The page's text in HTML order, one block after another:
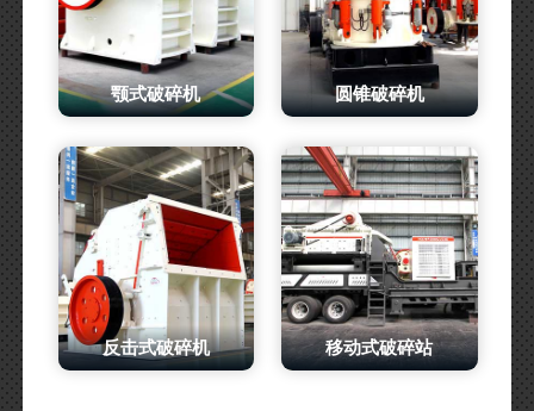
颚式破碎机 圆锥破碎机
反击式破碎机 移动式破碎站